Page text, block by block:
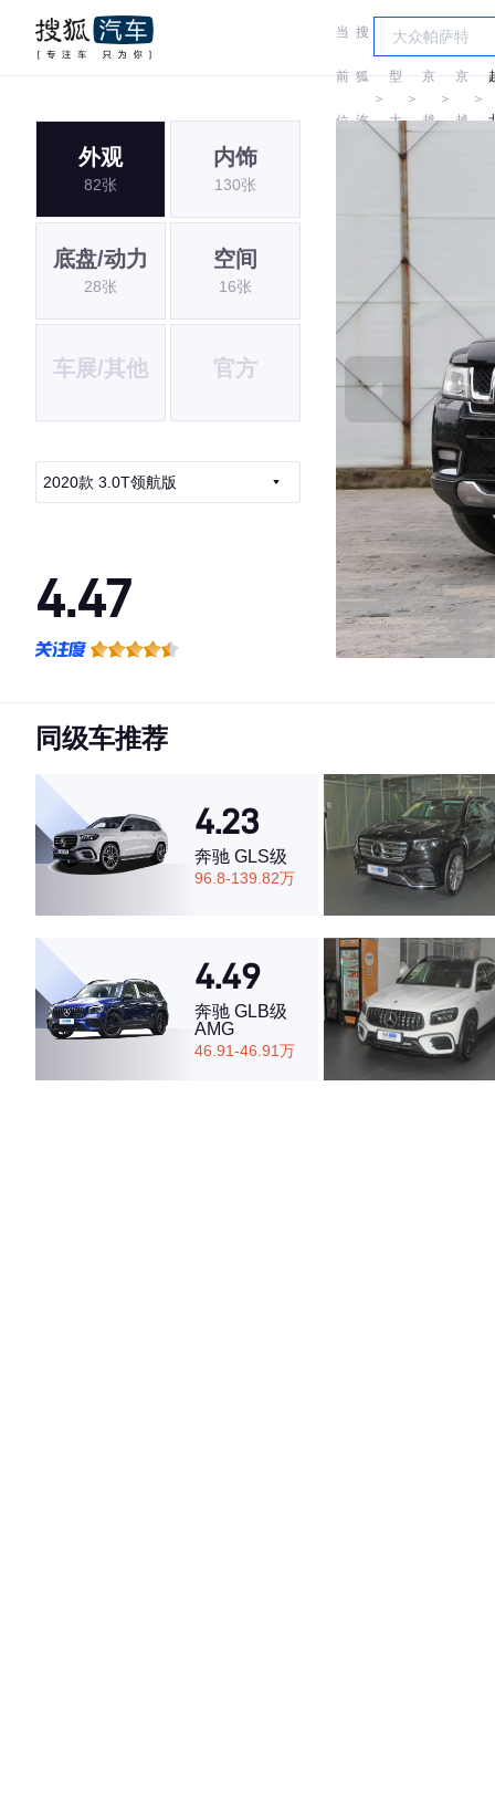
当
前
位
搜
狐
汽
＞
车
型
大
全
＞
北
京
越
＞
北
京
越
＞
外观
82张
内饰
130张
底盘/动力
28张
空间
16张
车展/其他 官方
2020款 3.0T领航版
4.47
·空间表现一般，低于89%同级车
同级车推荐
4.23
奔驰 GLS级
96.8-139.82万
4.49
奔驰 GLB级
AMG
46.91-46.91万